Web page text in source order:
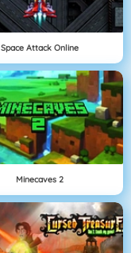
Space Attack Online
Minecaves 2